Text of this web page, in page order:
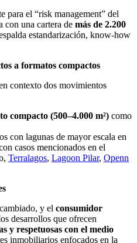
para el “risk management” del
con una cartera de más de 2.200
estandarización, know-how
a formatos compactos
contexto dos movimientos
compacto (500–4.000 m²) como
con lagunas de mayor escala en
casos mencionados en el
Terralagos, Lagoon Pilar, Openn
y el consumidor
desarrollos que ofrecen
y respetuosas con el medio
inmobiliarios enfocados en la